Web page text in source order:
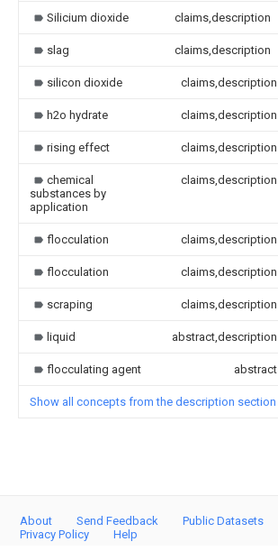
Silicium dioxide claims,description
slag claims,description
silicon dioxide claims,description
h2o hydrate claims,description
rising effect claims,description
chemical
substances by
application
claims,description
flocculation claims,description
flocculation claims,description
scraping claims,description
liquid abstract,description
flocculating agent abstract
Show all concepts from the description section
About Send Feedback Public Datasets
Privacy Policy
Help